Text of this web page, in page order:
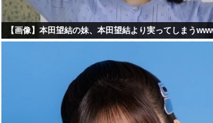
【画像】本田望結の妹、本田望結より実ってしまう